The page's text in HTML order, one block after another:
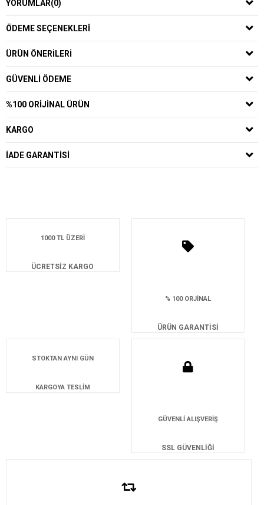
YORUMLAR(0)
ÖDEME SEÇENEKLERI
ÜRÜN ÖNERILERI
GÜVENLI ÖDEME
%100 ORIJINAL ÜRÜN
KARGO
İADE GARANTISI
1000 TL ÜZERİ
ÜCRETSİZ KARGO
% 100 ORJİNAL
ÜRÜN GARANTİSİ
STOKTAN AYNI GÜN
KARGOYA TESLİM
GÜVENLİ ALIŞVERİŞ
SSL GÜVENLİĞİ